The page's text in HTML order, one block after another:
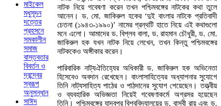
নাটক নিয়ে গবেষণা করেন তখন পশ্চিমবঙ্গের নাটকের কথা তুলে
আনেন। ড. মো. জাকিরুল হকের ‘দুই বাংলার নাটকে প্রতিবাদী
চেতনা (১৯৪৩-১৯৯০)’ নামের গ্রন্থটি হাতে নিয়ে এই কথাগুলো
মনে এলো। আমাদের ড. বিপ্লব বালা, ড. রাহমান চৌধুরী, ড. মো.
জাকিরুল হক যখন নাটক নিয়ে লেখেন, তখন কিন্তু পশ্চিমবঙ্গের
নাটককেও অঙ্গীকার করেন।
পারিবারিক নাট্যঐতিহ্যের অধিকারী ড. জাকিরুল হক অভিনেতা
হিসেবেও অবদান রেখেছেন। বাংলাসাহিত্যের অধ্যাপনার সুযোগে
তিনি নাট্যসাহিত্য পাঠের ও পাঠদানের সুযোগ পেয়েছেন। তত্ত্বীয়
ও ব্যবহারিক অভিজ্ঞতা নিয়েই গবেষণাকর্মে অগ্রসর হয়েছেন
তিনি। পশ্চিমবঙ্গের যাদবপুর বিশ্ববিদ্যালয়ের ড. বাসবী রায় এবং ড.
মাইকেল
মধুসূদন
দত্তের
প্রহসনে
সমকালীন
সমাজ
বাস্তবতার
বিবর্তন ও
দ্বন্দ্বের
স্বরূপ
অনুসন্ধান
সাঈদ